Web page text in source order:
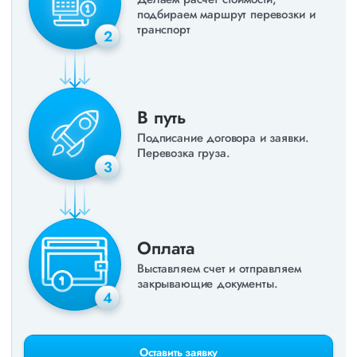
2
подбираем маршрут перевозки и
транспорт
3
В путь
Подписание договора и заявки.
Перевозка груза.
4
Оплата
Выставляем счет и отправляем
закрывающие документы.
Оставить заявку